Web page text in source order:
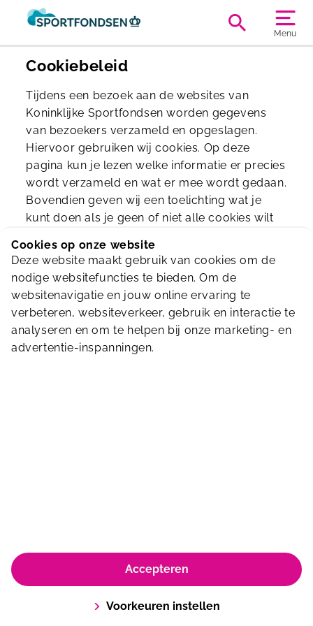
Menu
Cookiebeleid
Tijdens een bezoek aan de websites van
Koninklijke Sportfondsen worden gegevens
van bezoekers verzameld en opgeslagen.
Hiervoor gebruiken wij cookies. Op deze
pagina kun je lezen welke informatie er precies
wordt verzameld en wat er mee wordt gedaan.
Bovendien geven wij een toelichting wat je
kunt doen als je geen of niet alle cookies wilt
Leeshierhet cookiebeleid.
© Koninklijke Sportfondsen 2026
Huisregels en algemene voorwaarden
Privacyverklaring & policy
Cookiebeleid
Cookies op onze website
Deze website maakt gebruik van cookies om de
nodige websitefuncties te bieden. Om de
websitenavigatie en jouw online ervaring te
verbeteren, websiteverkeer, gebruik en interactie te
analyseren en om te helpen bij onze marketing- en
advertentie-inspanningen.
Accepteren
Voorkeuren instellen